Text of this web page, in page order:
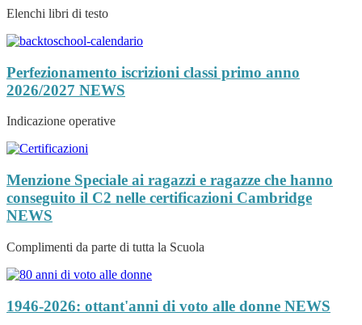
Elenchi libri di testo
Perfezionamento iscrizioni classi primo anno
2026/2027 NEWS
Indicazione operative
Menzione Speciale ai ragazzi e ragazze che hanno
conseguito il C2 nelle certificazioni Cambridge
NEWS
Complimenti da parte di tutta la Scuola
1946-2026: ottant'anni di voto alle donne NEWS